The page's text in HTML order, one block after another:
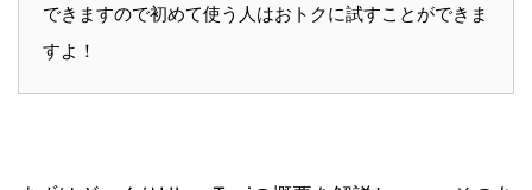
できますので初めて使う人はおトクに試すことができま
すよ！